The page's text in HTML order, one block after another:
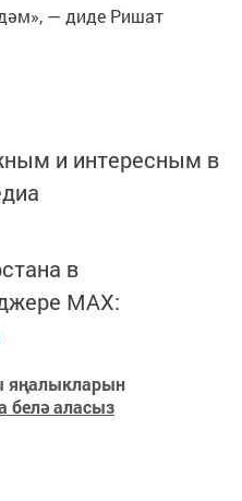
— диде Ришат
и интересным в
в
MАХ:
яңалыкларын
белә аласыз